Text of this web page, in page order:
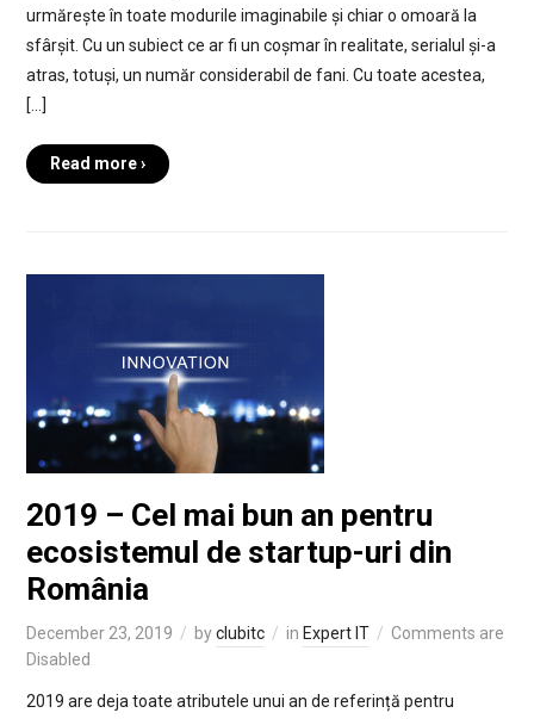
urmărește în toate modurile imaginabile și chiar o omoară la
sfârșit. Cu un subiect ce ar fi un coșmar în realitate, serialul și-a
atras, totuși, un număr considerabil de fani. Cu toate acestea,
[…]
Read more ›
2019 – Cel mai bun an pentru
ecosistemul de startup-uri din
România
December 23, 2019 byclubitc in Expert IT
Comments are
Disabled
2019 are deja toate atributele unui an de referință pentru